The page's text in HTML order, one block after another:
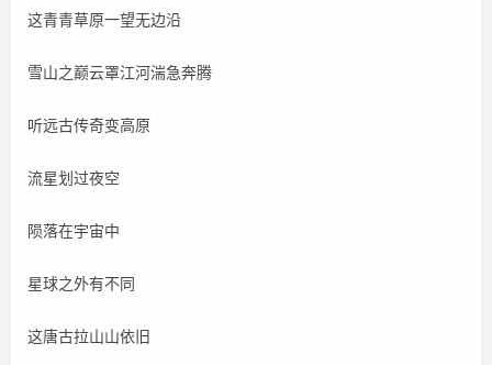
这青青草原一望无边沿
雪山之巅云罩江河湍急奔腾
听远古传奇变高原
流星划过夜空
陨落在宇宙中
星球之外有不同
这唐古拉山山依旧